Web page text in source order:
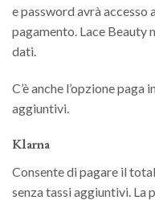
e password avrà
pagamento. Lace Beauty
dati.
C’è anche l’opzione paga
aggiuntivi.
Klarna
Consente di pagare il
senza tassi aggiuntivi. La